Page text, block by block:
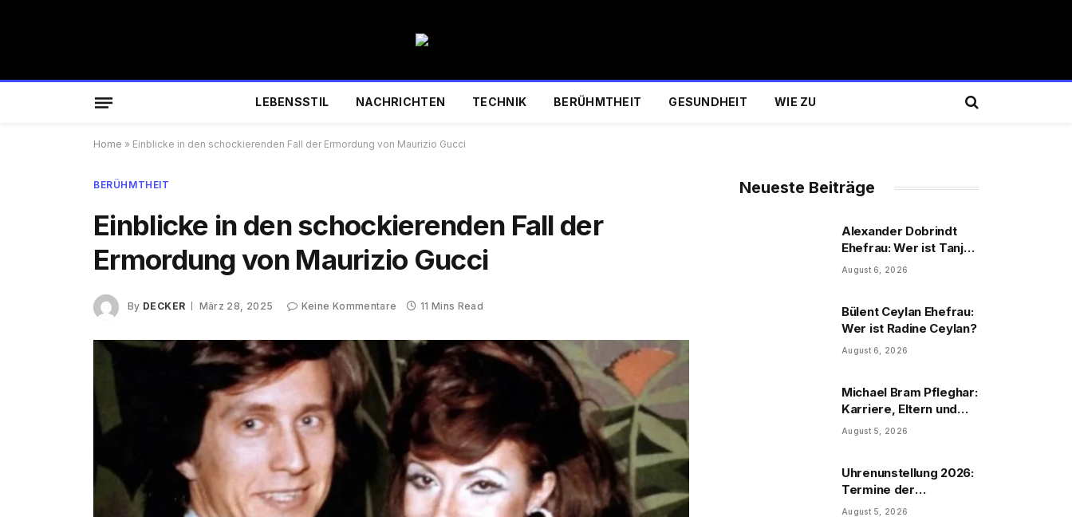
LEBENSSTIL NACHRICHTEN TECHNIK BERÜHMTHEIT GESUNDHEIT WIE ZU
Home » Einblicke in den schockierenden Fall der Ermordung von Maurizio Gucci
BERÜHMTHEIT
Einblicke in den schockierenden Fall der
Ermordung von Maurizio Gucci
By DECKER März 28, 2025 Keine Kommentare 11 Mins Read
Neueste Beiträge
Alexander Dobrindt
Ehefrau: Wer ist Tanja
Käser?
August 6, 2026
Bülent Ceylan Ehefrau:
Wer ist Radine Ceylan?
August 6, 2026
Michael Bram Pfleghar:
Karriere, Eltern und
Filme
August 5, 2026
Uhrenunstellung 2026:
Termine der
Uhrenumstellung
August 5, 2026